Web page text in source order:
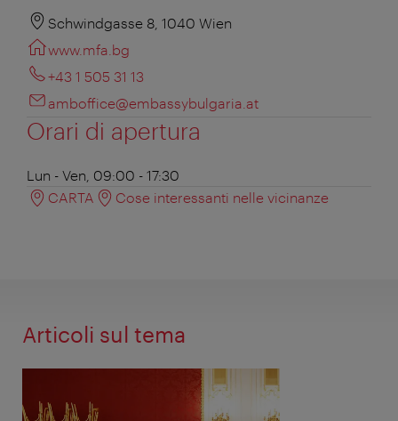
Schwindgasse 8, 1040 Wien
www.mfa.bg
+43 1 505 31 13
amboffice@embassybulgaria.at
Orari di apertura
Lun - Ven, 09:00 - 17:30
CARTA
Cose interessanti nelle vicinanze
Articoli sul tema